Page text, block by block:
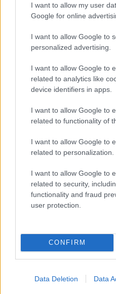
I want to allow my user
Google for online
I want to allow Google to
personalized advertising.
I want to allow Google to
related to analytics like
device identifiers in apps.
I want to allow Google to
related to functionality of
I want to allow Google to
related to personalization.
I want to allow Google to
related to security,
functionality and fraud
user protection.
CONFIRM
Data Deletion Data
Allergia al veleno di
Camilla Fiore · 7 Ago 2026
LIFESTYLE
Mostre di moda 2026:
Bard e gli eventi imperdibili
BENESSERE